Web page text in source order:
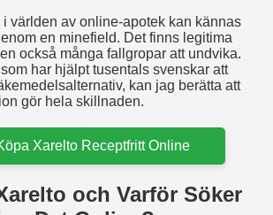
världen av online-apotek kan kännas
en minefield. Det finns legitima
också många fallgropar att undvika.
har hjälpt tusentals svenskar att
kan jag berätta att
gör hela skillnaden.
Xarelto Receptfritt Online
och Varför Söker